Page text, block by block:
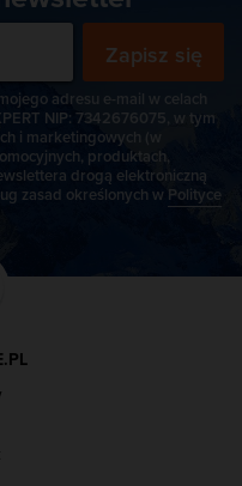
Zapisz się
adresu e-mail w celach
NIP: 7342676075, w tym
i marketingowych (w
produktach,
drogą elektroniczną
zasad określonych w Polityce